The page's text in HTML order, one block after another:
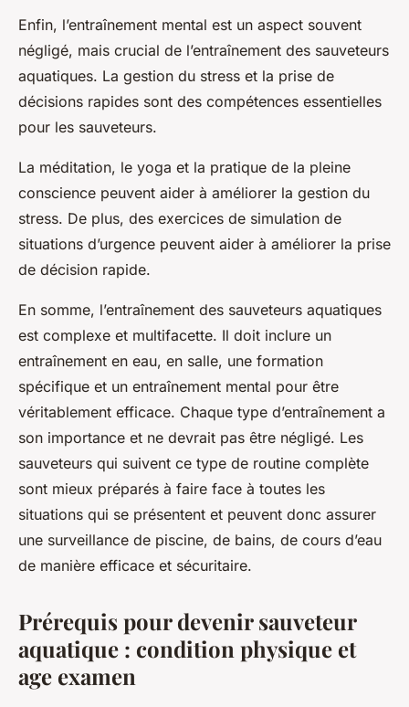
Enfin, l’entraînement mental est un aspect souvent
négligé, mais crucial de l’entraînement des sauveteurs
aquatiques. La gestion du stress et la prise de
décisions rapides sont des compétences essentielles
pour les sauveteurs.
La méditation, le yoga et la pratique de la pleine
conscience peuvent aider à améliorer la gestion du
stress. De plus, des exercices de simulation de
situations d’urgence peuvent aider à améliorer la prise
de décision rapide.
En somme, l’entraînement des sauveteurs aquatiques
est complexe et multifacette. Il doit inclure un
entraînement en eau, en salle, une formation
spécifique et un entraînement mental pour être
véritablement efficace. Chaque type d’entraînement a
son importance et ne devrait pas être négligé. Les
sauveteurs qui suivent ce type de routine complète
sont mieux préparés à faire face à toutes les
situations qui se présentent et peuvent donc assurer
une surveillance de piscine, de bains, de cours d’eau
de manière efficace et sécuritaire.
Prérequis pour devenir sauveteur
aquatique : condition physique et
age examen